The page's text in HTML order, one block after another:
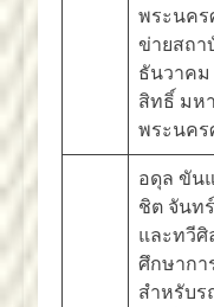
พระนคร
ข่ายสถา
ธันวาคม
สิทธิ์ มห
พระนคร
อดุล ขัน
ชิต จันท
และทวีศิ
ศึกษากา
สำหรับร